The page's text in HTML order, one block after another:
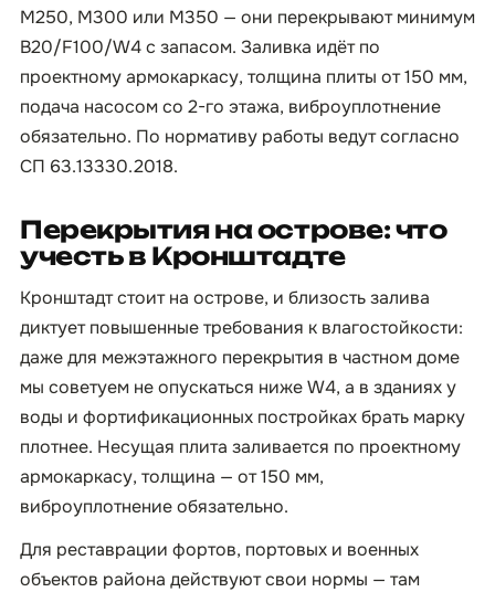
М250, М300 или М350 — они перекрывают минимум
B20/F100/W4 с запасом. Заливка идёт по
проектному армокаркасу, толщина плиты от 150 мм,
подача насосом со 2-го этажа, виброуплотнение
обязательно. По нормативу работы ведут согласно
СП 63.13330.2018.
Перекрытия на острове: что
учесть в Кронштадте
Кронштадт стоит на острове, и близость залива
диктует повышенные требования к влагостойкости:
даже для межэтажного перекрытия в частном доме
мы советуем не опускаться ниже W4, а в зданиях у
воды и фортификационных постройках брать марку
плотнее. Несущая плита заливается по проектному
армокаркасу, толщина — от 150 мм,
виброуплотнение обязательно.
Для реставрации фортов, портовых и военных
объектов района действуют свои нормы — там